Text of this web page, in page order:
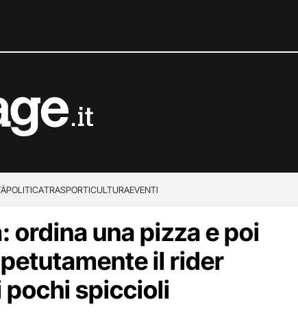
POLITICATRASPORTICULTURAEVENTI
ordina una pizza e poi
il rider
pochi spiccioli